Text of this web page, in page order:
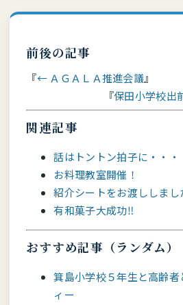
前後の記事
← ＡＧＡＬＡ推進会議
保田小学校
関連記事
話はトントン拍子に・・・
お料理教室開催！
紹介シートをお渡ししまし
有和菓子大成功‼
おすすめ記事（ランダム）
箕島小学校５年生と高齢
ィー